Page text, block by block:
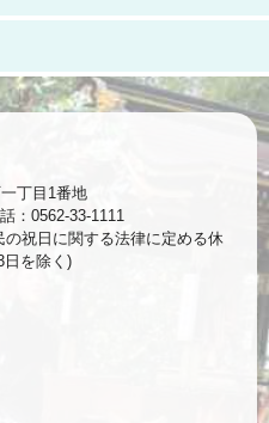
丁目1番地
：0562-33-1111
の祝日に関する法律に定める休
日を除く)